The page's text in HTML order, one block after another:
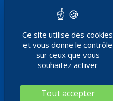
Notre réseau
Nos services
Nos actualités – old
Nous contacter
Ce site utilise des cookies
et vous donne le contrôle
sur ceux que vous
souhaitez activer
Tout accepter